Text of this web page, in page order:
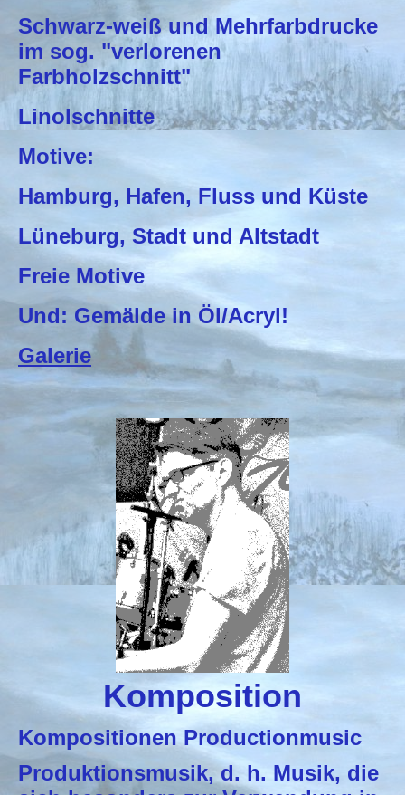
Schwarz-weiß und Mehrfarbdrucke
im sog. "verlorenen
Farbholzschnitt"
Linolschnitte
Motive:
Hamburg, Hafen, Fluss und Küste
Lüneburg, Stadt und Altstadt
Freie Motive
Und: Gemälde in Öl/Acryl!
Galerie
Komposition
Kompositionen Productionmusic
Produktionsmusik, d. h. Musik, die